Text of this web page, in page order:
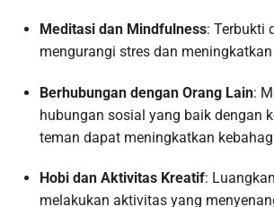
Meditasi dan Mindfulness: Terbukti
mengurangi stres dan
Berhubungan dengan Orang Lain:
hubungan sosial yang baik dengan
teman dapat meningkatkan
Hobi dan Aktivitas Kreatif:
melakukan aktivitas yang